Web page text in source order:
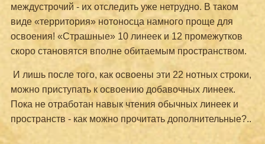
междустрочий - их отследить уже нетрудно. В таком
виде «территория» нотоносца намного проще для
освоения! «Страшные» 10 линеек и 12 промежутков
скоро становятся вполне обитаемым пространством.
И лишь после того, как освоены эти 22 нотных строки,
можно приступать к освоению добавочных линеек.
Пока не отработан навык чтения обычных линеек и
пространств - как можно прочитать дополнительные?..